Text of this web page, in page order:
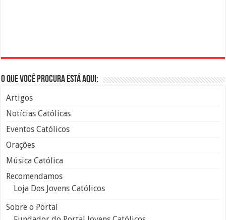
O que você procura está aqui:
Artigos
Notícias Católicas
Eventos Católicos
Orações
Música Católica
Recomendamos
Loja Dos Jovens Católicos
Sobre o Portal